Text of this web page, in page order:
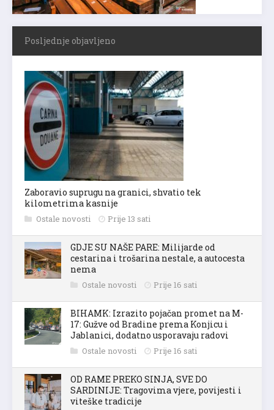
Posljednje objavljeno
Zaboravio suprugu na granici, shvatio tek
kilometrima kasnije
Ostale novosti Prije 13 sati
GDJE SU NAŠE PARE: Milijarde od
cestarina i trošarina nestale, a autocesta
nema
Ostale novosti Prije 16 sati
BIHAMK: Izrazito pojačan promet na M-
17: Gužve od Bradine prema Konjicu i
Jablanici, dodatno usporavaju radovi
Ostale novosti Prije 16 sati
OD RAME PREKO SINJA, SVE DO
SARDINIJE: Tragovima vjere, povijesti i
viteške tradicije